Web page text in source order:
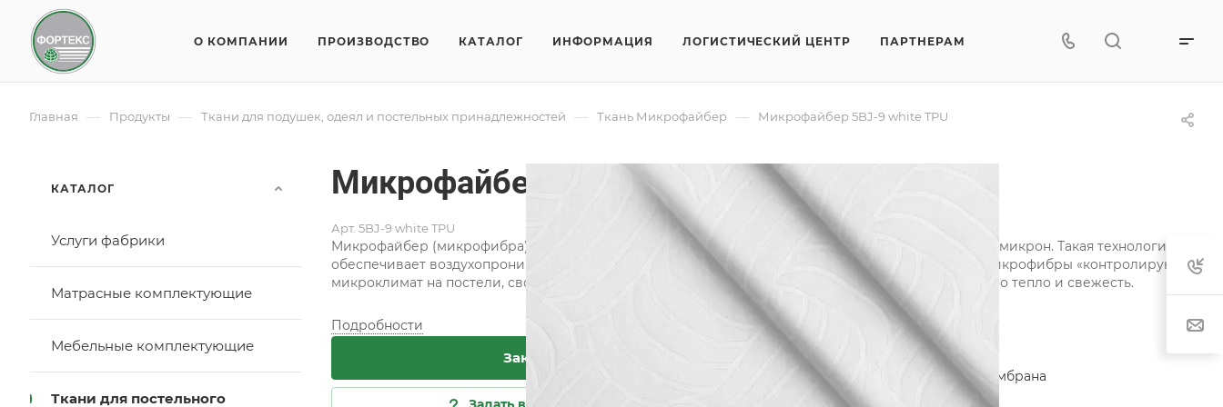
О КОМПАНИИ ПРОИЗВОДСТВО КАТАЛОГ ИНФОРМАЦИЯ ЛОГИСТИЧЕСКИЙ ЦЕНТР ПАРТНЕРАМ
Главная — Продукты — Ткани для подушек, одеял и постельных принадлежностей — Ткань Микрофайбер — Микрофайбер 5BJ-9 white TPU
Микрофайбер 5BJ-9 white TPU
Арт. 5BJ-9 white TPU
Микрофайбер (микрофибра) набивной изготавливается из волокон толщиной всего в несколько микрон. Такая технология
обеспечивает воздухопроницаемость ткани и ее высокую гигроскопичность. Легкие одеяла из микрофибры «контролируют»
микроклимат на постели, своевременно отводя влагу, выделяемую телом, сохраняя одновременно тепло и свежесть.
Подробности
Заказать Характеристики
Категория
Микрофайбер мембрана
Состав
100% ПЭ+TPU
КАТАЛОГ
Услуги фабрики
Матрасные комплектующие
Мебельные комплектующие
Ткани для постельного